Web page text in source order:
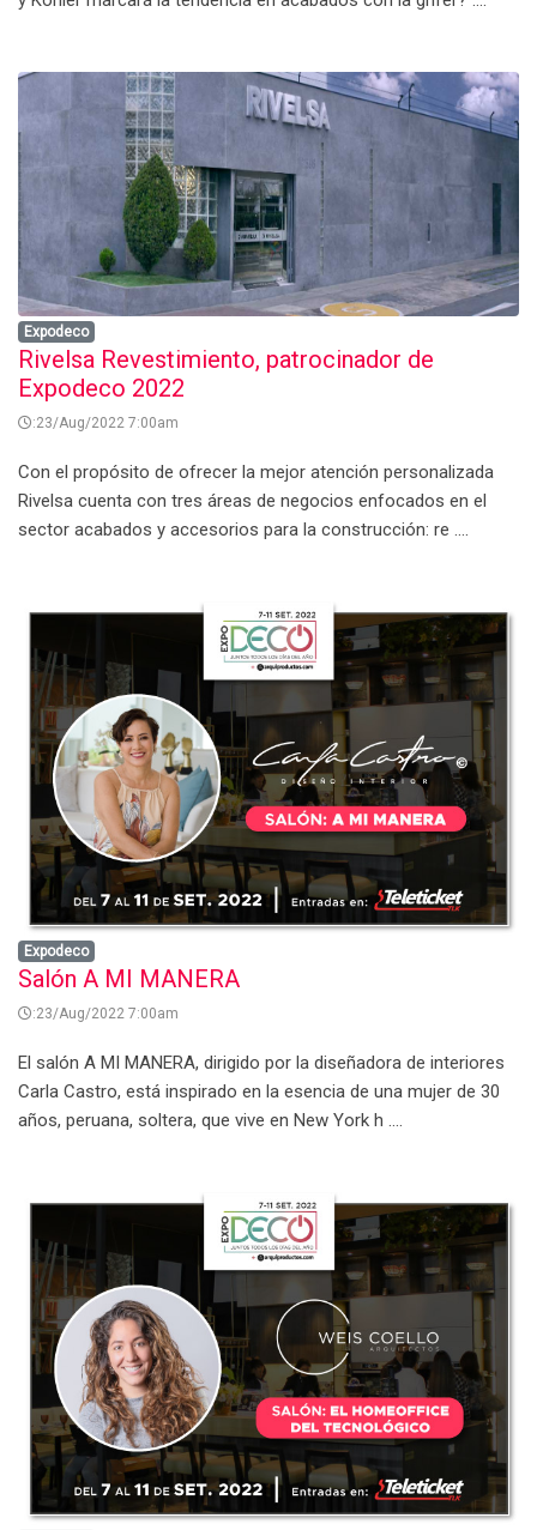
Expodeco
Rivelsa Revestimiento, patrocinador de
Expodeco 2022
:23/Aug/2022 7:00am
Con el propósito de ofrecer la mejor atención personalizada
Rivelsa cuenta con tres áreas de negocios enfocados en el
sector acabados y accesorios para la construcción: re ....
Expodeco
Salón A MI MANERA
:23/Aug/2022 7:00am
El salón A MI MANERA, dirigido por la diseñadora de interiores
Carla Castro, está inspirado en la esencia de una mujer de 30
años, peruana, soltera, que vive en New York h ....